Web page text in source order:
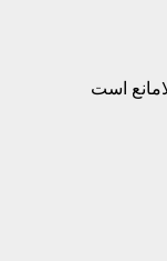
است